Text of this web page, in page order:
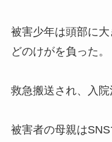
被害少年は頭部に
どのけがを負った。
救急搬送され、入院
被害者の母親は